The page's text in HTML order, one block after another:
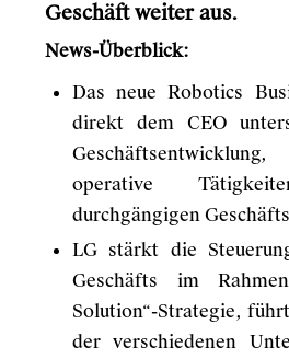
Geschäft weiter aus.
News-Überblick:
Das neue Robotics
direkt dem CEO
operative
durchgängigen
LG stärkt die
Geschäfts im
Solution“-Strategie,
der verschiedenen